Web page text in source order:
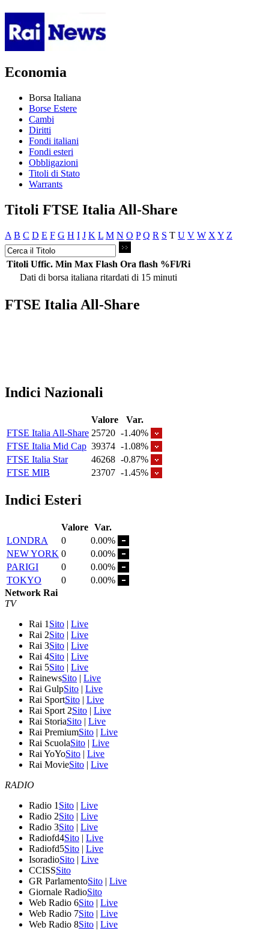
Economia
Borsa Italiana
Borse Estere
Cambi
Diritti
Fondi italiani
Fondi esteri
Obbligazioni
Titoli di Stato
Warrants
Titoli FTSE Italia All-Share
A B C D E F G H I J K L M N O P Q R S T U V W X Y Z
Titoli Uffic. Min Max Flash Ora flash %Fl/Ri
Dati di borsa italiana ritardati di 15 minuti
FTSE Italia All-Share
Indici Nazionali
Valore
Var.
FTSE Italia All-Share 25720 -1.40%
FTSE Italia Mid Cap 39374 -1.08%
FTSE Italia Star
46268 -0.87%
FTSE MIB
23707 -1.45%
Indici Esteri
Valore Var.
LONDRA
0
0.00%
NEW YORK 0
0.00%
PARIGI
0
0.00%
TOKYO
0
0.00%
Network Rai
TV
Rai 1 Sito | Live
Rai 2Sito | Live
Rai 3Sito | Live
Rai 4Sito | Live
Rai 5Sito | Live
RainewsSito | Live
Rai GulpSito | Live
Rai SportSito | Live
Rai Sport 2Sito | Live
Rai StoriaSito | Live
Rai PremiumSito | Live
Rai ScuolaSito | Live
Rai YoYoSito | Live
Rai MovieSito | Live
RADIO
Radio 1 Sito | Live
Radio 2Sito | Live
Radio 3Sito | Live
Radiofd4Sito | Live
Radiofd5Sito | Live
IsoradioSito | Live
CCISSSito
GR ParlamentoSito | Live
Giornale RadioSito
Web Radio 6Sito | Live
Web Radio 7Sito | Live
Web Radio 8Sito | Live